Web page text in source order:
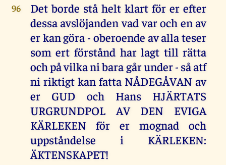
96
Det borde stå helt klart för er efter
dessa avslöjanden vad var och en av
er kan göra - oberoende av alla teser
som ert förstånd har lagt till rätta
och på vilka ni bara går under - så atf
ni riktigt kan fatta NÅDEGÅVAN av
er GUD och Hans HJÄRTATS
URGRUNDPOL AV DEN EVIGA
KÄRLEKEN för er mognad och
uppståndelse i KÄRLEKEN:
ÄKTENSKAPET!